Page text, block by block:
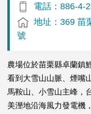
電話：886-4-
地址：369 苗
號
農場位於苗栗縣卓蘭鎮
看到大雪山山脈、煙嘴
馬鞍山、小雪山主峰，
美溼地沿海風力發電機